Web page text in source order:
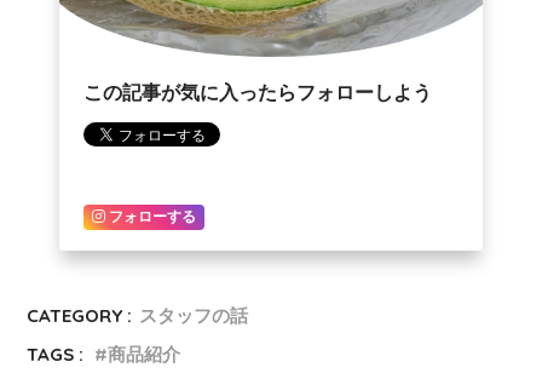
この記事が気に入ったらフォローしよう
フォローする
CATEGORY : スタッフの話
TAGS :
商品紹介